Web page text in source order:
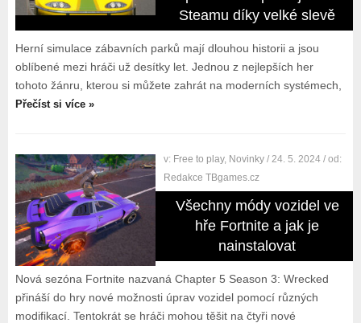
Steamu díky velké slevě
Herní simulace zábavních parků mají dlouhou historii a jsou
oblíbené mezi hráči už desítky let. Jednou z nejlepších her
tohoto žánru, kterou si můžete zahrát na moderních systémech,
Přečíst si více »
v: Free to play, Novinky / 24. 5. 2024 / od:
Redakce TBgames.cz
Všechny módy vozidel ve
hře Fortnite a jak je
nainstalovat
Nová sezóna Fortnite nazvaná Chapter 5 Season 3: Wrecked
přináší do hry nové možnosti úprav vozidel pomocí různých
modifikací. Tentokrát se hráči mohou těšit na čtyři nové